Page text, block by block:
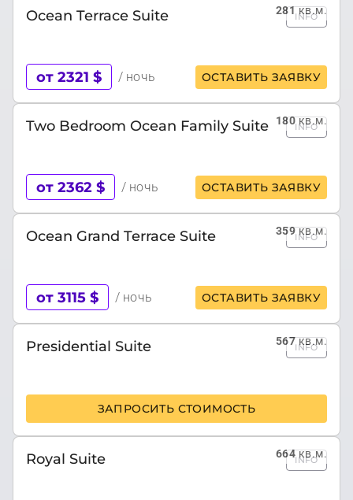
281кв.м.
Ocean Terrace Suite INFO
от 2321 $ / ночь ОСТАВИТЬ ЗАЯВКУ
180кв.м.
Two Bedroom Ocean Family Suite INFO
от 2362 $ / ночь ОСТАВИТЬ ЗАЯВКУ
359кв.м.
Ocean Grand Terrace Suite INFO
от 3115 $ / ночь ОСТАВИТЬ ЗАЯВКУ
567кв.м.
Presidential Suite INFO
ЗАПРОСИТЬ СТОИМОСТЬ
664кв.м.
Royal Suite INFO